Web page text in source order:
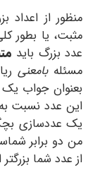
منظور از
مثبت، یا بطور
عدد بزرگ باید
مسئلهبامعنی
بعنوان جواب
این عدد نسبت به
یک عددسازی
من دو برابر
از عدد شما